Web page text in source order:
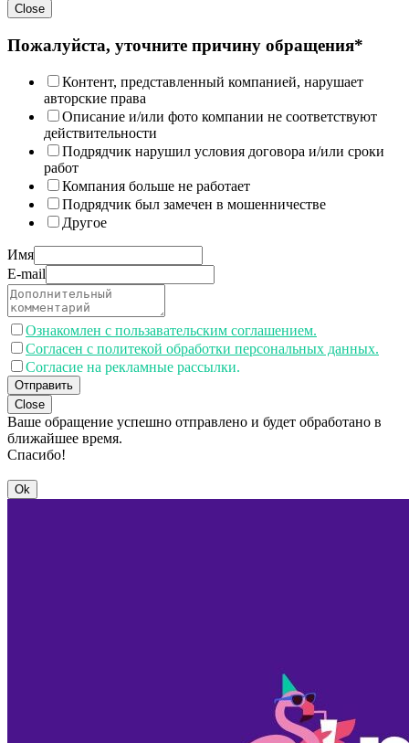
Close
Пожалуйста, уточните причину обращения*
Контент, представленный компанией, нарушает
авторские права
Описание и/или фото компании не соответствуют
действительности
Подрядчик нарушил условия договора и/или сроки
работ
Компания больше не работает
Подрядчик был замечен в мошенничестве
Другое
Имя
E-mail
Ознакомлен с пользавательским соглашением.
Согласен с политекой обработки персональных данных.
Согласие на рекламные рассылки.
Отправить
Close
Ваше обращение успешно отправлено и будет обработано в
ближайшее время.
Спасибо!
Ok